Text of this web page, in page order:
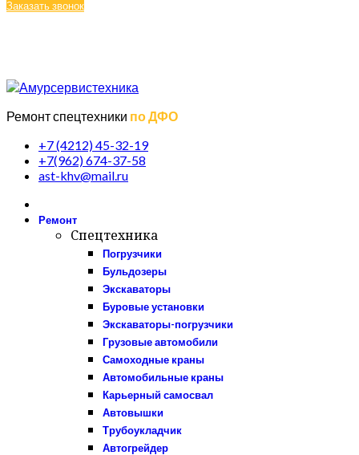
Заказать звонок
Ремонт спецтехники по ДФО
+7 (4212) 45-32-19
+7(962) 674-37-58
ast-khv@mail.ru
Ремонт
Спецтехника
Погрузчики
Бульдозеры
Экскаваторы
Буровые установки
Экскаваторы-погрузчики
Грузовые автомобили
Самоходные краны
Автомобильные краны
Карьерный самосвал
Автовышки
Трубоукладчик
Автогрейдер